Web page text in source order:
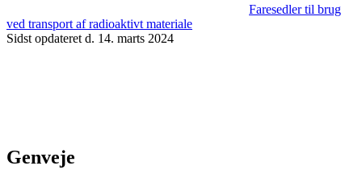
Faresedler til brug
ved transport af radioaktivt materiale
Sidst opdateret d. 14. marts 2024
Genveje